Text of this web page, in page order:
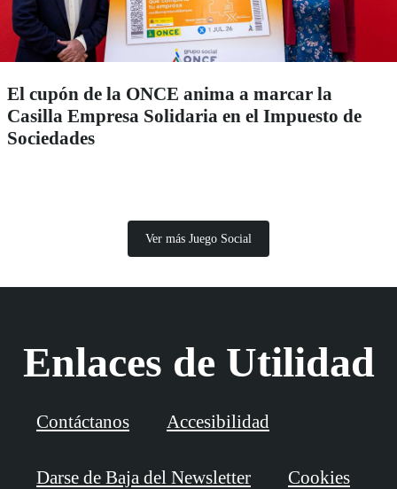
El cupón de la ONCE anima a marcar la
Casilla Empresa Solidaria en el Impuesto de
Sociedades
Ver más Juego Social
Enlaces de Utilidad
Contáctanos Accesibilidad
Darse de Baja del Newsletter Cookies